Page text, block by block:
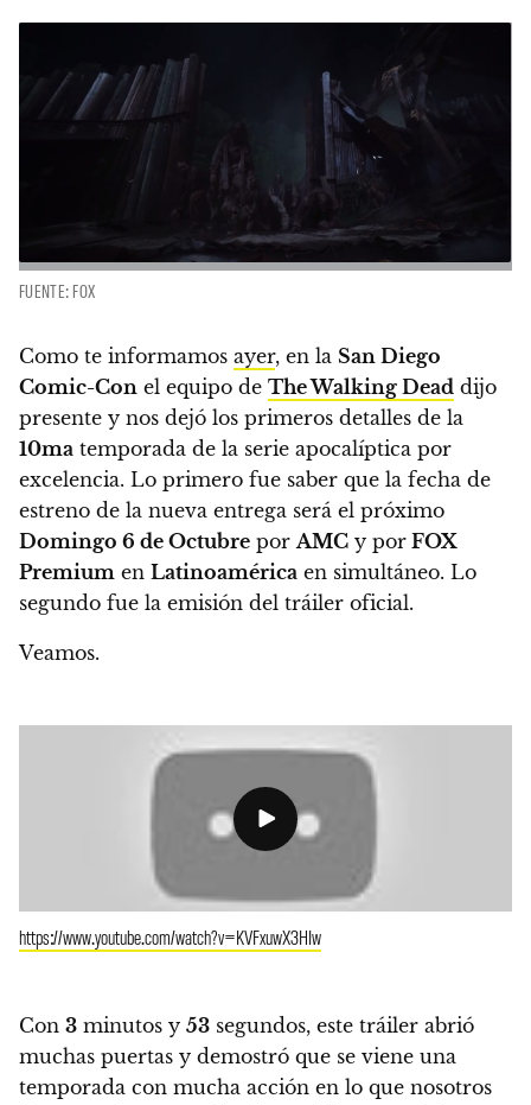
FUENTE: FOX
Como te informamos ayer, en la San Diego
Comic-Con el equipo de The Walking Dead dijo
presente y nos dejó los primeros detalles de la
10ma temporada de la serie apocalíptica por
excelencia. Lo primero fue saber que la fecha de
estreno de la nueva entrega será el próximo
Domingo 6 de Octubre porAMC y por FOX
Premium en Latinoamérica en simultáneo. Lo
segundo fue la emisión del tráiler oficial.
Veamos.
https://www.youtube.com/watch?v=KVFxuwX3HIw
Con 3 minutos y 53 segundos, este tráiler abrió
muchas puertas y demostró que se viene una
temporada con mucha acción en lo que nosotros